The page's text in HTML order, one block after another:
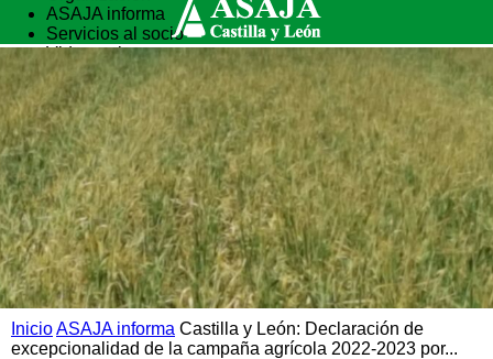
ASAJA informa
Servicios al socio
Vida rural
Formación
InicioASAJA informa Castilla y León: Declaración de
excepcionalidad de la campaña agrícola 2022-2023 por...